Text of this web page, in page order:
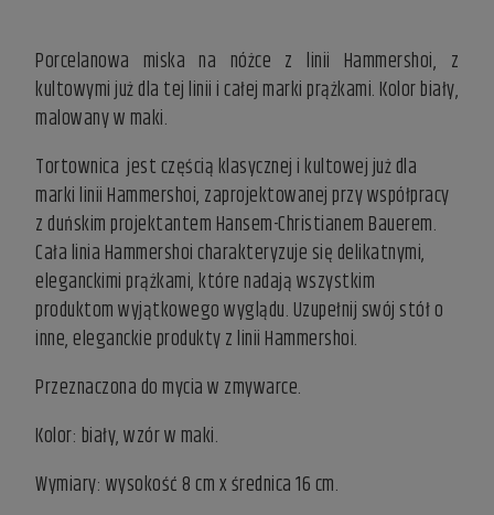
Porcelanowa miska na nóżce z linii Hammershoi, z
kultowymi już dla tej linii i całej marki prążkami. Kolor biały,
malowany w maki.
Tortownica jest częścią klasycznej i kultowej już dla
marki linii Hammershoi, zaprojektowanej przy współpracy
z duńskim projektantem Hansem-Christianem Bauerem.
Cała linia Hammershoi charakteryzuje się delikatnymi,
eleganckimi prążkami, które nadają wszystkim
produktom wyjątkowego wyglądu. Uzupełnij swój stół o
inne, eleganckie produkty z linii Hammershoi.
Przeznaczona do mycia w zmywarce.
Kolor: biały, wzór w maki.
Wymiary: wysokość 8 cm x średnica 16 cm.